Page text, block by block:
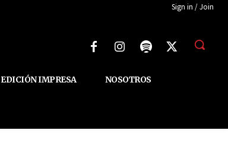
Sign in / Join
EDICIÓN IMPRESA NOSOTROS